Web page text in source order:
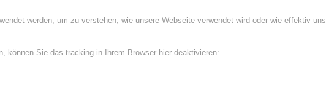
werden, um zu verstehen, wie unsere Webseite verwendet wird oder wie effektiv
können Sie das tracking in Ihrem Browser hier deaktivieren: